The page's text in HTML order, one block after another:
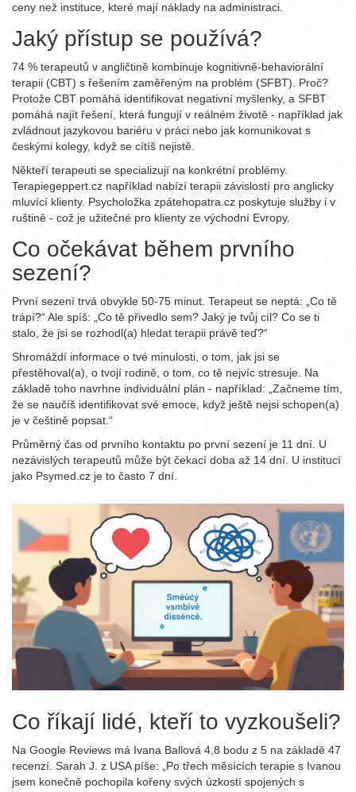
ceny než instituce, které mají náklady na administraci.
Jaký přístup se používá?
74 % terapeutů v angličtině kombinuje kognitivně-behaviorální
terapii (CBT) s řešením zaměřeným na problém (SFBT). Proč?
Protože CBT pomáhá identifikovat negativní myšlenky, a SFBT
pomáhá najít řešení, která fungují v reálném životě - například jak
zvládnout jazykovou bariéru v práci nebo jak komunikovat s
českými kolegy, když se cítíš nejistě.
Někteří terapeuti se specializují na konkrétní problémy.
Terapiegeppert.cz například nabízí terapii závislostí pro anglicky
mluvící klienty. Psycholožka zpátehopatra.cz poskytuje služby i v
ruštině - což je užitečné pro klienty ze východní Evropy.
Co očekávat během prvního
sezení?
První sezení trvá obvykle 50-75 minut. Terapeut se neptá: „Co tě
trápí?“ Ale spíš: „Co tě přivedlo sem? Jaký je tvůj cíl? Co se ti
stalo, že jsi se rozhodl(a) hledat terapii právě teď?“
Shromáždí informace o tvé minulosti, o tom, jak jsi se
přestěhoval(a), o tvojí rodině, o tom, co tě nejvíc stresuje. Na
základě toho navrhne individuální plán - například: „Začneme tím,
že se naučíš identifikovat své emoce, když ještě nejsi schopen(a)
je v češtině popsat.“
Průměrný čas od prvního kontaktu po první sezení je 11 dní. U
nezávislých terapeutů může být čekací doba až 14 dní. U institucí
jako Psymed.cz je to často 7 dní.
Co říkají lidé, kteří to vyzkoušeli?
Na Google Reviews má Ivana Ballová 4,8 bodu z 5 na základě 47
recenzí. Sarah J. z USA píše: „Po třech měsících terapie s Ivanou
jsem konečně pochopila kořeny svých úzkostí spojených s